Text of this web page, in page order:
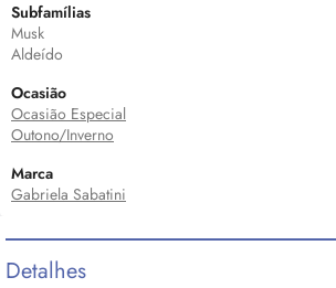
Subfamílias
Musk
Aldeído
Ocasião
Ocasião Especial
Outono/Inverno
Marca
Gabriela Sabatini
Detalhes